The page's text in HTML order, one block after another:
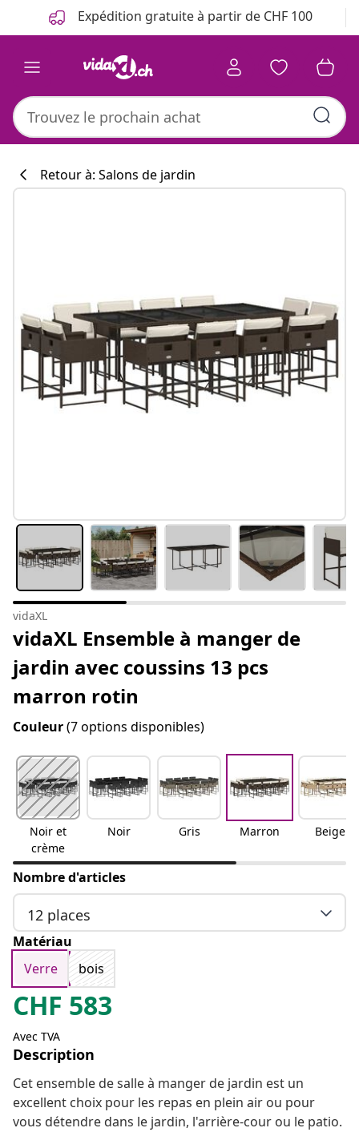
Précédent Expédition gratuite à partir de CHF 100
Retour à: Salons de jardin
vidaXL
vidaXL Ensemble à manger de
jardin avec coussins 13 pcs
marron rotin
Couleur(7 options disponibles)
Noir et
crème
Noir Gris Marron Beige
Nombre d'articles
12 places
Matériau
Verre
bois
CHF 583
Avec TVA
Description
Cet ensemble de salle à manger de jardin est un
excellent choix pour les repas en plein air ou pour
vous détendre dans le jardin, l'arrière-cour ou le patio.